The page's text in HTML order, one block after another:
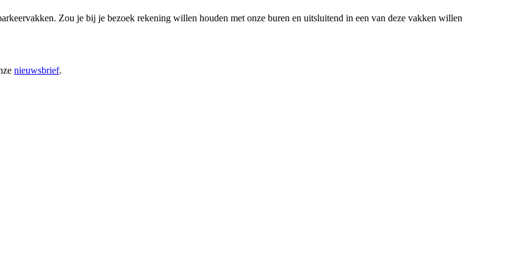
Zou je bij je bezoek rekening willen houden met onze buren en uitsluitend in een van deze vakken willen
nieuwsbrief.